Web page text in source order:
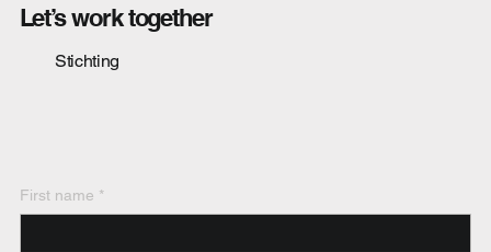
Let’s work together
Stichting
First name *